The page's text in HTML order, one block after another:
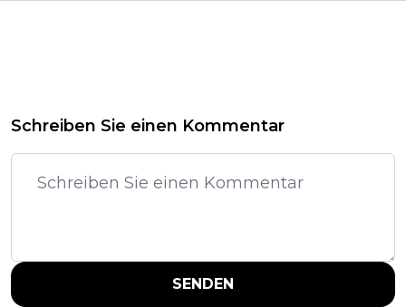
Schreiben Sie einen Kommentar
SENDEN